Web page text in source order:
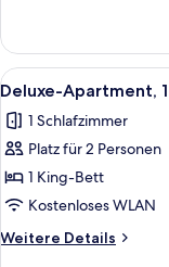
3 Schlafzimmer
(Sky
Villa)
Alle
Fotos
für
Deluxe-
Apartment,
1
Schlafzimmer,
barrierefrei
6
Deluxe-Apartment,
1 Schlafzimmer
Platz für 2 Personen
1 King-Bett
Kostenloses WLAN
Weitere Details
Weitere